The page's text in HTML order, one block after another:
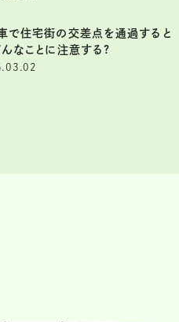
で住宅街の交差点を通過すると
んなことに注意する?